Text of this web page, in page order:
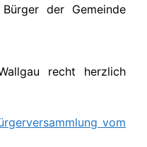
der Gemeinde
recht herzlich
vom